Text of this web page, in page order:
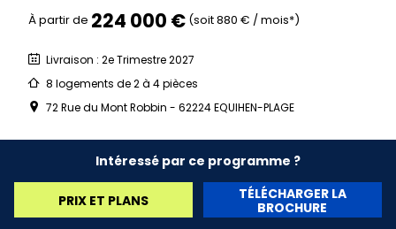
À partir de 224 000 € (soit 880 € / mois*)
Livraison : 2e Trimestre 2027
8 logements de 2 à 4 pièces
72 Rue du Mont Robbin - 62224 EQUIHEN-PLAGE
Intéressé par ce programme ?
PRIX ET PLANS
TÉLÉCHARGER LA
BROCHURE